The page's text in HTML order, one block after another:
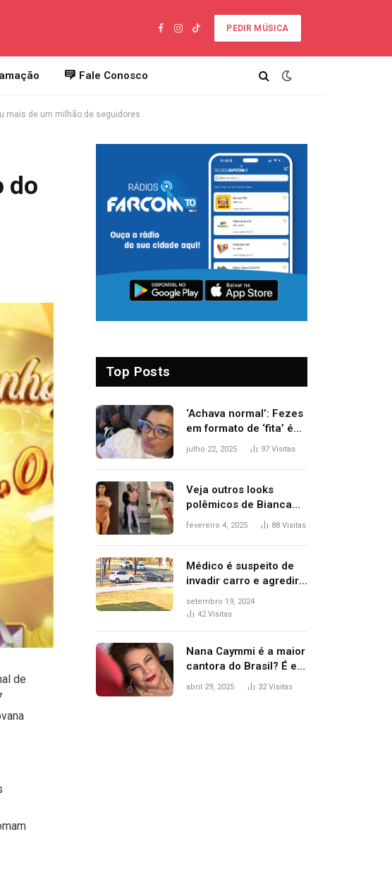
Facebook
Instagram
TikTok
PEDIR MÚSICA
Fale Conosco
mais de um milhão de seguidores
do
de
Top Posts
‘Achava normal’: Fezes
em formato de ‘fita’ é
um dos alertas para
Gil
julho 22, 2025 97 Visitas
Veja outros looks
polêmicos de Bianca
Censori, esposa de
Grammy 2025
fevereiro 4, 2025 88 Visitas
Médico é suspeito de
invadir carro e agredir
delegado aposentado
durante confusão no
setembro 19, 2024
42Visitas
Nana Caymmi é a maior
cantora do Brasil? É e
não é…
abril 29, 2025 32Visitas